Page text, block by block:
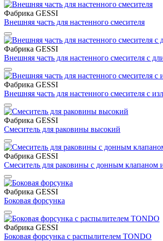
Фабрика GESSI
Bнешняя часть для настенного смесителя
Фабрика GESSI
Bнешняя часть для настенного смесителя с
Фабрика GESSI
Bнешняя часть для настенного смесителя с
Фабрика GESSI
Cмеситель для раковины высокий
Фабрика GESSI
Cмеситель для раковины с донным
Фабрика GESSI
Боковая форсунка
Фабрика GESSI
Боковая форсунка с распылителем TONDO